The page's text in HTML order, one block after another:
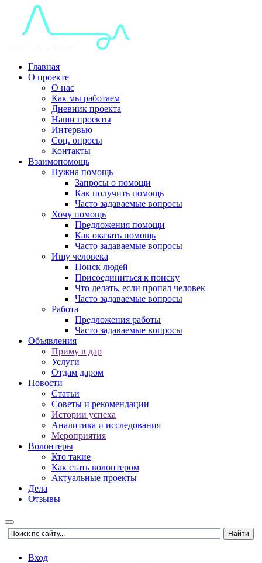
Главная
О проекте
О нас
Как мы работаем
Дневник проекта
Наши проекты
Интервью
Соц. опросы
Контакты
Взаимопомощь
Нужна помощь
Запросы о помощи
Как получить помощь
Часто задаваемые вопросы
Хочу помощь
Предложения помощи
Как оказать помощь
Часто задаваемые вопросы
Ищу человека
Поиск людей
Присоединиться к поиску
Что делать, если пропал человек
Часто задаваемые вопросы
Работа
Предложения работы
Часто задаваемые вопросы
Объявления
Приму в дар
Услуги
Отдам даром
Новости
Статьи
Советы и рекомендации
Истории успеха
Аналитика и исследования
Мероприятия
Волонтеры
Кто такие
Как стать волонтером
Актуальные проекты
Дела
Отзывы
Вход